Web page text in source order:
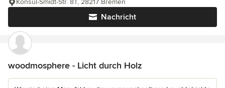
Nachricht
Konsul-Smidt-Str. 8T, 28217 Bremen
woodmosphere - Licht durch Holz